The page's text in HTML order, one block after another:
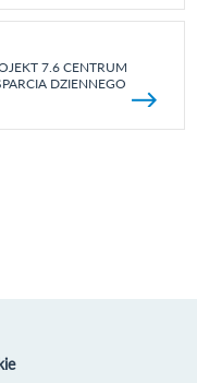
7.6 CENTRUM
DZIENNEGO